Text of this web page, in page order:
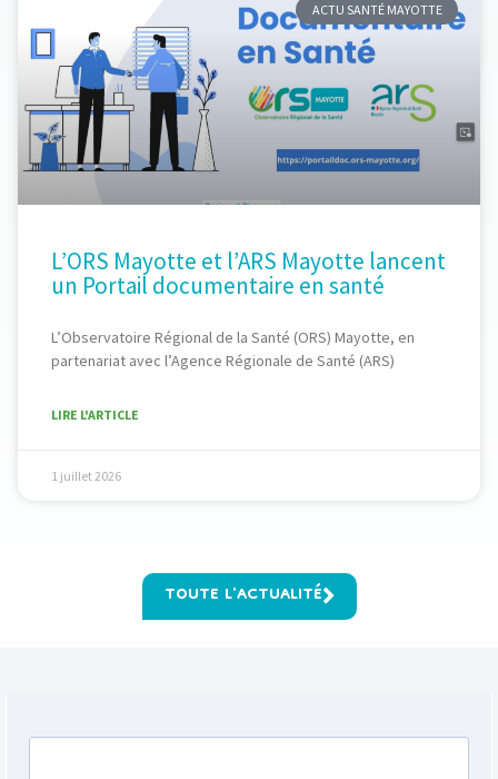
ACTU SANTÉ MAYOTTE
L’ORS Mayotte et l’ARS Mayotte lancent
un Portail documentaire en santé
L’Observatoire Régional de la Santé (ORS) Mayotte, en
partenariat avec l’Agence Régionale de Santé (ARS)
LIRE L'ARTICLE
1 juillet 2026
TOUTE L'ACTUALITÉ